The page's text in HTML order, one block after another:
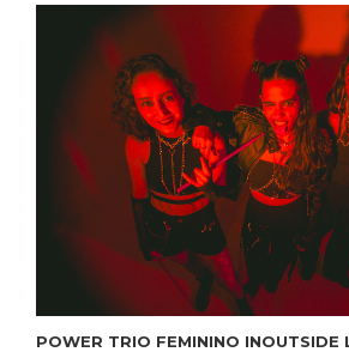
POWER TRIO FEMININO INOUTSIDE